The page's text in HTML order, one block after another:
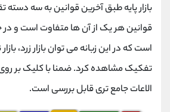
بازار پایه طبق آخرین قوانین به سه
قوانین هر یک از آن ها متفاوت است و
است که در این زبانه می توان بازار زرد، بازار
تفکیک مشاهده کرد. ضمنا با کلیک بر
الاعات جامع تری قابل بررسی است.